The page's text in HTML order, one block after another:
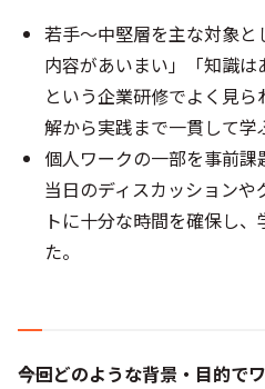
若手～中堅層を主な対象
内容があいまい」「知識は
という企業研修でよく見
解から実践まで一貫して学
個人ワークの一部を事前課
当日のディスカッションや
トに十分な時間を確保し
た。
――今回どのような背景・目的